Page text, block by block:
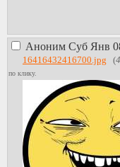
Аноним Суб Янв
16416432416700.jpg (
по клику.